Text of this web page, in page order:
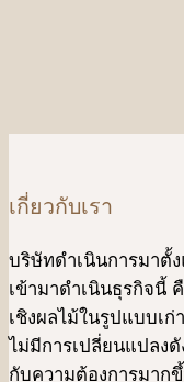
เกี่ยวกับเรา
บริษัทดําเนินการมาตั้
เข้ามาดําเนินธุรกิจนี้
เชิงผลไม้ในรูปแบบเ
ไม่มีการเปลี่ยนแปลง
กับความต้องการมาก